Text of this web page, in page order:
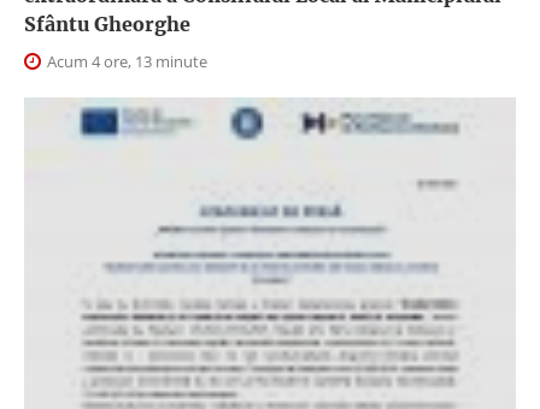
Sfântu Gheorghe
Acum 4 ore, 13 minute